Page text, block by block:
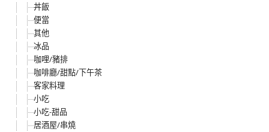
丼飯
便當
其他
冰品
咖哩/豬排
咖啡廳/甜點/下午茶
客家料理
小吃
小吃-甜品
居酒屋/串燒